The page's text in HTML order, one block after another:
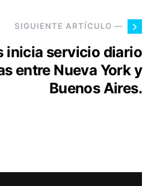
SIGUIENTE ARTÍCULO —
inicia servicio diario
entre Nueva York y
Buenos Aires.